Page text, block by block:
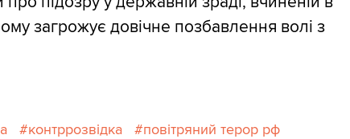
загрожує довічне позбавлення волі з
контррозвідка повітряний терор рф